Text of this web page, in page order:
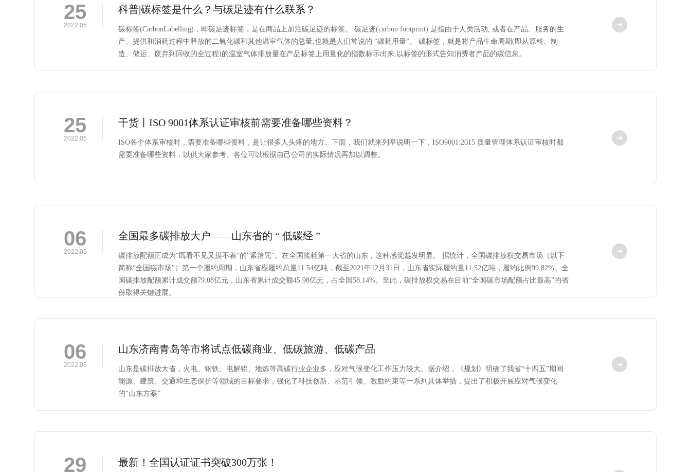
25
2022.05
科普|碳标签是什么？与碳足迹有什么联系？
碳标签(CarbonLabelling)，即碳足迹标签，是在商品上加注碳足迹的标签。 碳足迹(carbon footprint) 是指由于人类活动, 或者在产品、服务的生
产、提供和消耗过程中释放的二氧化碳和其他温室气体的总量,也就是人们常说的 “碳耗用量”。 碳标签，就是将产品生命周期(即从原料、制
造、储运、废弃到回收的全过程)的温室气体排放量在产品标签上用量化的指数标示出来,以标签的形式告知消费者产品的碳信息。
25
2022.05
干货丨ISO 9001体系认证审核前需要准备哪些资料？
ISO各个体系审核时，需要准备哪些资料，是让很多人头疼的地方。下面，我们就来列举说明一下，ISO9001:2015 质量管理体系认证审核时都
需要准备哪些资料，以供大家参考。各位可以根据自己公司的实际情况再加以调整。
06
2022.05
全国最多碳排放大户——山东省的 “ 低碳经 ”
碳排放配额正成为“既看不见又摸不着”的“紧箍咒”。在全国能耗第一大省的山东，这种感觉越发明显。 据统计，全国碳排放权交易市场（以下
简称“全国碳市场”）第一个履约周期，山东省应履约总量11.54亿吨，截至2021年12月31日，山东省实际履约量11.52亿吨，履约比例99.82%。全
国碳排放配额累计成交额79.08亿元，山东省累计成交额45.98亿元，占全国58.14%。至此，碳排放权交易在目前“全国碳市场配额占比最高”的省
份取得关键进展。
06
2022.05
山东济南青岛等市将试点低碳商业、低碳旅游、低碳产品
山东是碳排放大省，火电、钢铁、电解铝、地炼等高碳行业企业多，应对气候变化工作压力较大。据介绍，《规划》明确了我省“十四五”期间
能源、建筑、交通和生态保护等领域的目标要求，强化了科技创新、示范引领、激励约束等一系列具体举措，提出了积极开展应对气候变化
的“山东方案”
29 最新！全国认证证书突破300万张！